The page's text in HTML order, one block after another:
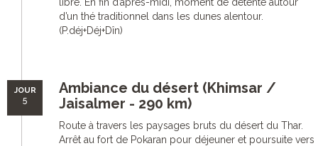
d’un thé traditionnel dans les dunes alentour.
(P.déj+Déj+Dîn)
JOUR
5
Ambiance du désert (Khimsar /
Jaisalmer - 290 km)
Route à travers les paysages bruts du désert du Thar.
Arrêt au fort de Pokaran pour déjeuner et poursuite vers